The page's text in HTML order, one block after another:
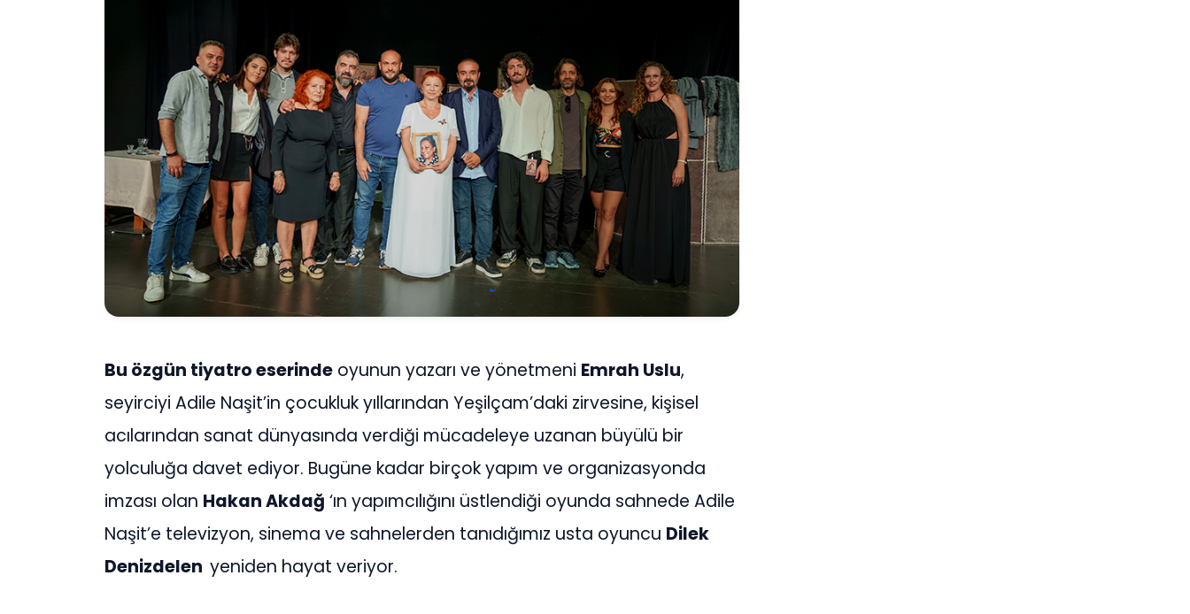
Bu özgün tiyatro eserinde oyunun yazarı ve yönetmeni Emrah Uslu,
seyirciyi Adile Naşit’in çocukluk yıllarından Yeşilçam’daki zirvesine, kişisel
acılarından sanat dünyasında verdiği mücadeleye uzanan büyülü bir
yolculuğa davet ediyor. Bugüne kadar birçok yapım ve organizasyonda
imzası olan Hakan Akdağ ‘ın yapımcılığını üstlendiği oyunda sahnede Adile
Naşit’e televizyon, sinema ve sahnelerden tanıdığımız usta oyuncu Dilek
Denizdelen yeniden hayat veriyor.